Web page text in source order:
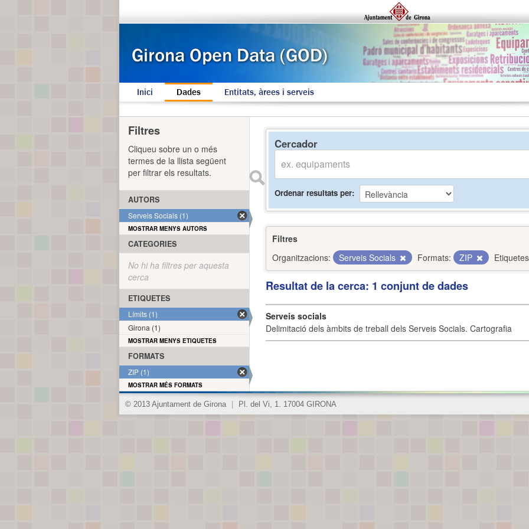
Inici Dades Entitats, àrees i serveis
Cercador
Ordenar resultats per
Filtres
Organitzacions:
Serveis Socials Formats: ZIP
Resultat de la cerca: 1 conjunt de dades
Serveis socials
Delimitació dels àmbits de treball dels Serveis Socials. Cartografia
Filtres
Cliqueu sobre un o més
termes de la llista següent
per filtrar els resultats.
AUTORS
Serveis Socials (1)
MOSTRAR MENYS AUTORS
CATEGORIES
No hi ha filtres per aquesta
cerca
ETIQUETES
Límits (1)
Girona (1)
MOSTRAR MENYS ETIQUETES
FORMATS
ZIP (1)
MOSTRAR MÉS FORMATS
© 2013 Ajuntament de Girona Pl. del Vi, 1. 17004 GIRONA